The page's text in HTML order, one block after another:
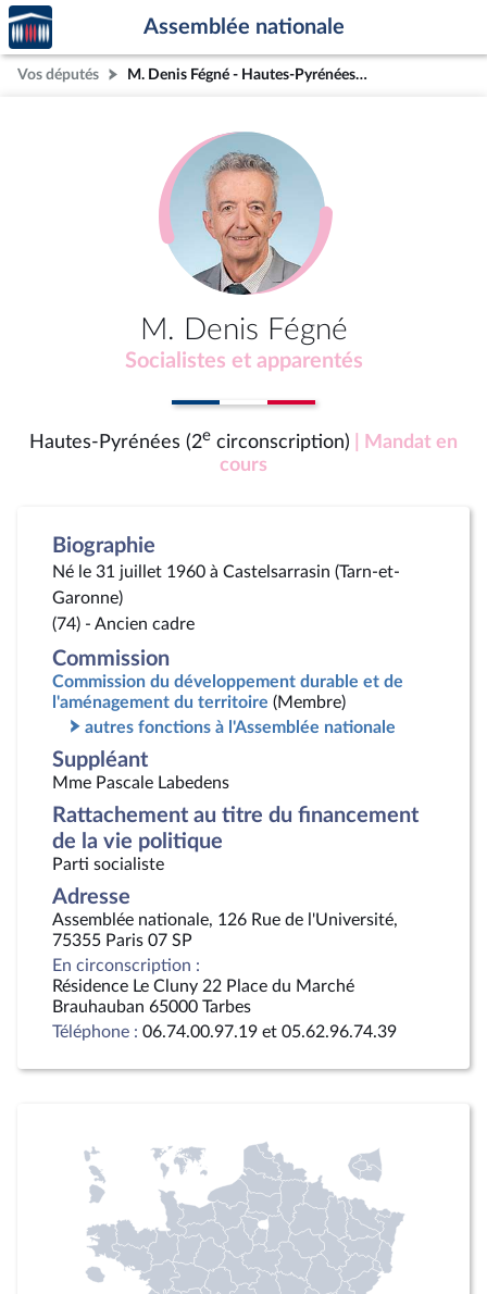
Aller au contenu
Aller en bas de la page
Accèder
à la
page
d'accueil
Assemblée nationale
Vos députés M. Denis Fégné - Hautes-Pyrénées (2e circonscription)
M. Denis Fégné
Socialistes et apparentés
Hautes-Pyrénées (2e circonscription)
| Mandat en
cours
Biographie
Né le 31 juillet 1960 à Castelsarrasin (Tarn-et-
Garonne)
(74) - Ancien cadre
Commission
Commission du développement durable et de
l'aménagement du territoire (Membre)
autres fonctions à l'Assemblée nationale
Suppléant
Mme Pascale Labedens
Rattachement au titre du financement
de la vie politique
Parti socialiste
Adresse
Assemblée nationale, 126 Rue de l'Université,
75355 Paris 07 SP
En circonscription :
Résidence Le Cluny 22 Place du Marché
Brauhauban 65000 Tarbes
Téléphone : 06.74.00.97.19 et 05.62.96.74.39